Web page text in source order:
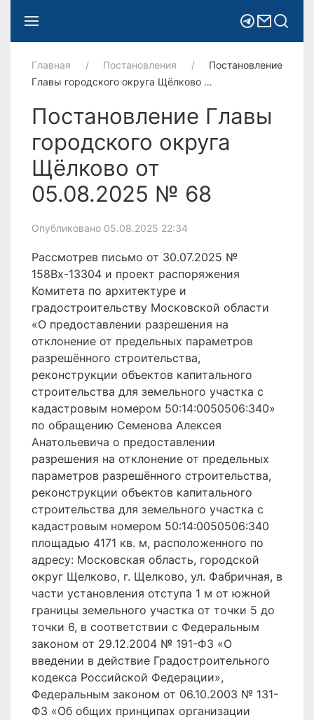
Главная Постановления
Постановление
Главы городского округа Щёлково …
Постановление Главы
городского округа
Щёлково от
05.08.2025 № 68
Опубликовано 05.08.2025 22:34
Рассмотрев письмо от 30.07.2025 №
158Вх-13304 и проект распоряжения
Комитета по архитектуре и
градостроительству Московской области
«О предоставлении разрешения на
отклонение от предельных параметров
разрешённого строительства,
реконструкции объектов капитального
строительства для земельного участка с
кадастровым номером 50:14:0050506:340»
по обращению Семенова Алексея
Анатольевича о предоставлении
разрешения на отклонение от предельных
параметров разрешённого строительства,
реконструкции объектов капитального
строительства для земельного участка с
кадастровым номером 50:14:0050506:340
площадью 4171 кв. м, расположенного по
адресу: Московская область, городской
округ Щелково, г. Щелково, ул. Фабричная, в
части установления отступа 1 м от южной
границы земельного участка от точки 5 до
точки 6, в соответствии с Федеральным
законом от 29.12.2004 № 191-ФЗ «О
введении в действие Градостроительного
кодекса Российской Федерации»,
Федеральным законом от 06.10.2003 № 131-
ФЗ «Об общих принципах организации